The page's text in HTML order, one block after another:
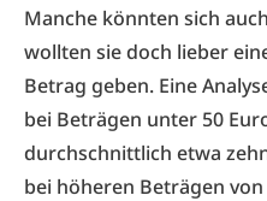
Manche könnten sich
wollten sie doch lieber
Betrag geben. Eine
bei Beträgen unter 50
durchschnittlich etwa
bei höheren Beträgen